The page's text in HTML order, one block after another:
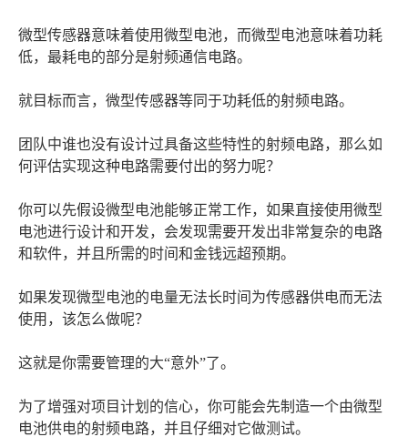
微型传感器意味着使用微型电池，而微型电池意味着功耗
低，最耗电的部分是射频通信电路。
就目标而言，微型传感器等同于功耗低的射频电路。
团队中谁也没有设计过具备这些特性的射频电路，那么如
何评估实现这种电路需要付出的努力呢？
你可以先假设微型电池能够正常工作，如果直接使用微型
电池进行设计和开发，会发现需要开发出非常复杂的电路
和软件，并且所需的时间和金钱远超预期。
如果发现微型电池的电量无法长时间为传感器供电而无法
使用，该怎么做呢？
这就是你需要管理的大“意外”了。
为了增强对项目计划的信心，你可能会先制造一个由微型
电池供电的射频电路，并且仔细对它做测试。